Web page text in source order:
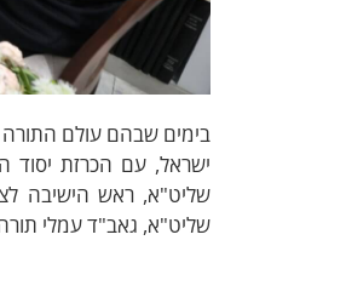
בימים שבהם עולם התורה
ישראל, עם הכרזת
שליט"א, ראש הישיבה
שליט"א, גאב"ד עמלי